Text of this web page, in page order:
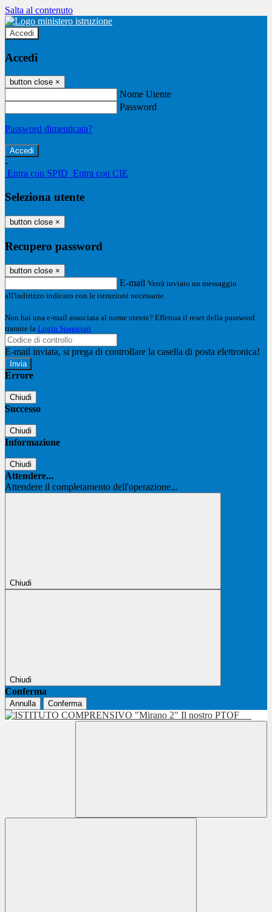
Salta al contenuto
Accedi
Accedi
button close ×
Nome Utente
Password
Password dimenticata?
-
Entra con SPID Entra con CIE
Seleziona utente
button close ×
Recupero password
button close ×
E-mail Verrà inviato un messaggio
all'indirizzo indicato con le istruzioni necessarie.
Non hai una e-mail associata al nome utente? Effettua il reset della password
tramite la Login Spaggiari
E-mail inviata, si prega di controllare la casella di posta elettronica!
Errore
Chiudi
Successo
Chiudi
Informazione
Chiudi
Attendere...
Attendere il completamento dell'operazione...
Chiudi
Chiudi
Conferma
Annulla Conferma
Il nostro PTOF